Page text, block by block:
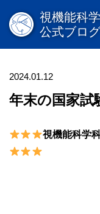
視機能科
公式ブログ
2024.01.12
年末の国家試
視機能科学